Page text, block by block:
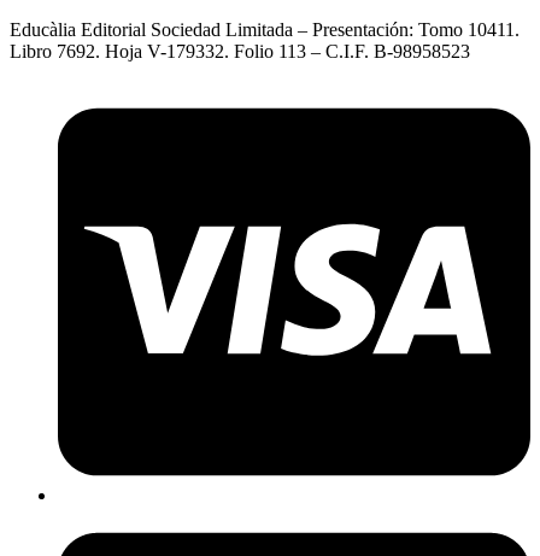
Educàlia Editorial Sociedad Limitada – Presentación: Tomo 10411.
Libro 7692. Hoja V-179332. Folio 113 – C.I.F. B-98958523